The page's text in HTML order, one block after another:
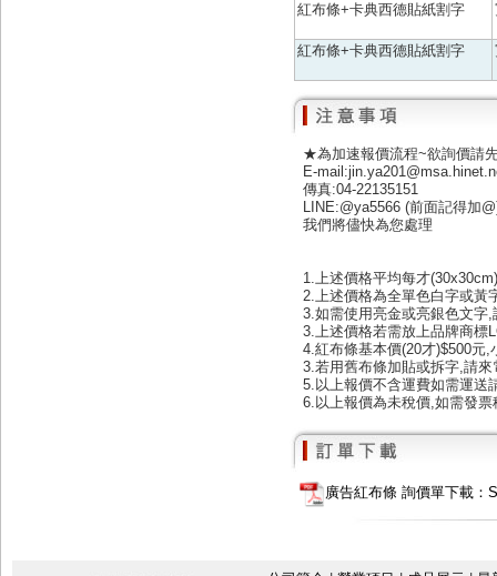
紅布條+卡典西德貼紙割字
紅布條+卡典西德貼紙割字
★為加速報價流程~欲詢價請
E-
傳真:04-22135151
LINE:@ya5566 (前面記得加
我們將儘快為您處理
1.上述價格平均每才
2.上述價格為全單色白字或黃
3.如需使用亮金或亮銀色文字
3.上述價格若需放上品牌商標
4.紅布條基本價(20才)$500元
3.若用舊布條加貼或拆字,請
5.以上報價不含運費如需運送
6.以上報價為未稅價,如需發
廣告紅布條 詢價單下載：